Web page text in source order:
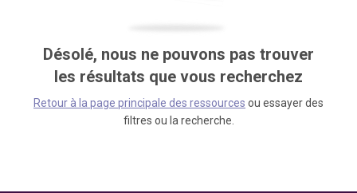
Désolé, nous ne pouvons pas trouver
les résultats que vous recherchez
Retour à la page principale des ressources ou essayer des
filtres ou la recherche.